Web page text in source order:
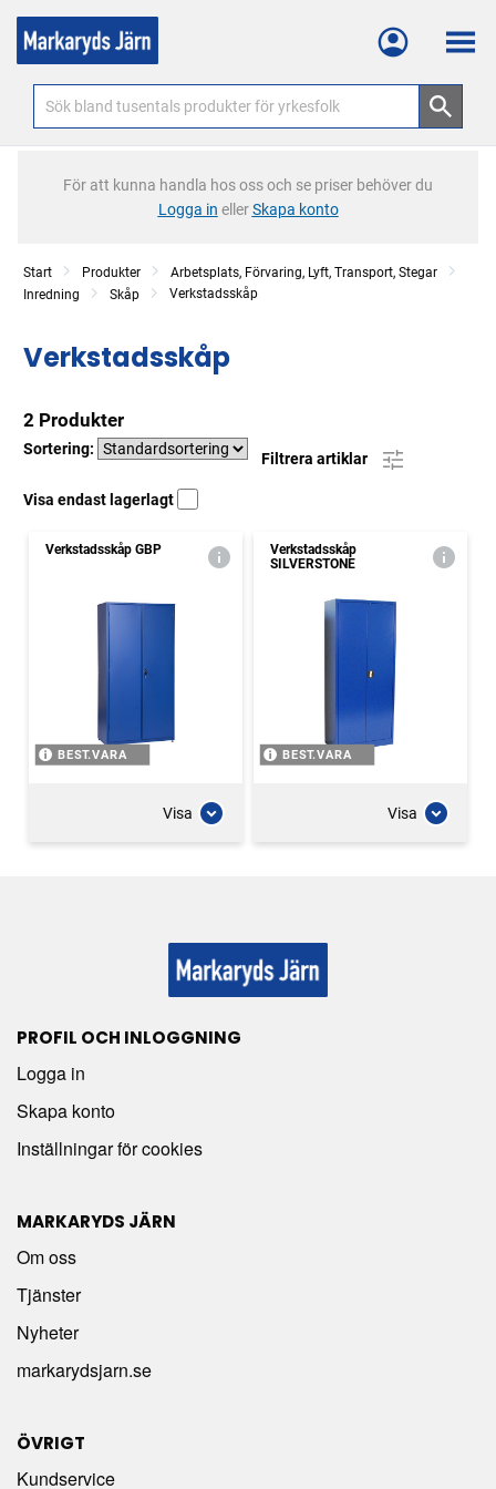
Meny
För att kunna handla hos oss och se priser behöver du
Logga in ellerSkapa konto
Start Produkter
Arbetsplats, Förvaring, Lyft, Transport, Stegar
Inredning
Skåp Verkstadsskåp
Verkstadsskåp
2 Produkter
Sortering:
Filtrera artiklar
Visa endast lagerlagt
Verkstadsskåp GBP
BEST.VARA
Visa
Verkstadsskåp
SILVERSTONE
BEST.VARA
Visa
PROFIL OCH INLOGGNING
Logga in
Skapa konto
Inställningar för cookies
MARKARYDS JÄRN
Om oss
Tjänster
Nyheter
markarydsjarn.se
ÖVRIGT
Kundservice